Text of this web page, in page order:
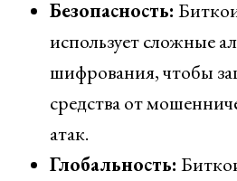
Безопасность:
использует сложные
шифрования, чтобы
средства от
атак.
Глобальность: